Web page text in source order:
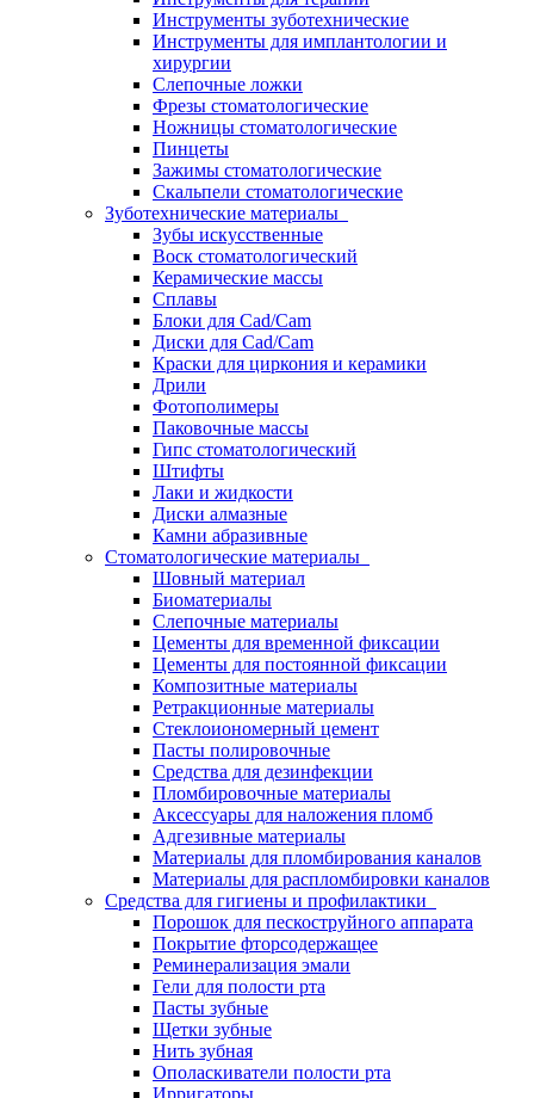
Инструменты зуботехнические
Инструменты для имплантологии и
хирургии
Слепочные ложки
Фрезы стоматологические
Ножницы стоматологические
Пинцеты
Зажимы стоматологические
Скальпели стоматологические
Зуботехнические материалы
Зубы искусственные
Воск стоматологический
Керамические массы
Сплавы
Блоки для Cad/Cam
Диски для Cad/Cam
Краски для циркония и керамики
Дрили
Фотополимеры
Паковочные массы
Гипс стоматологический
Штифты
Лаки и жидкости
Диски алмазные
Камни абразивные
Стоматологические материалы
Шовный материал
Биоматериалы
Слепочные материалы
Цементы для временной фиксации
Цементы для постоянной фиксации
Композитные материалы
Ретракционные материалы
Стеклоиономерный цемент
Пасты полировочные
Средства для дезинфекции
Пломбировочные материалы
Аксессуары для наложения пломб
Адгезивные материалы
Материалы для пломбирования каналов
Материалы для распломбировки каналов
Средства для гигиены и профилактики
Порошок для пескоструйного аппарата
Покрытие фторсодержащее
Реминерализация эмали
Гели для полости рта
Пасты зубные
Щетки зубные
Нить зубная
Ополаскиватели полости рта
Ирригаторы